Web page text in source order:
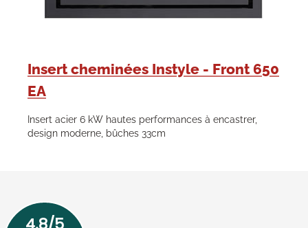
Insert cheminées Instyle - Front 650
EA
Insert acier 6 kW hautes performances à encastrer,
design moderne, bûches 33cm